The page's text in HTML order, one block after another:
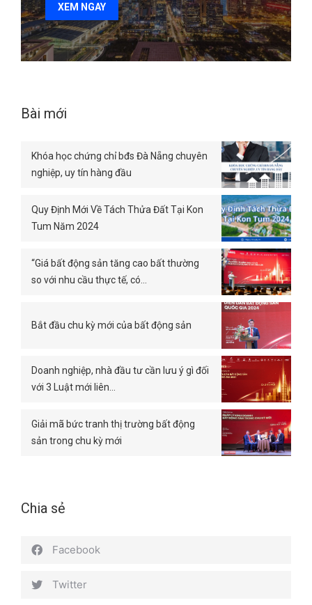
XEM NGAY
Bài mới
Khóa học chứng chỉ bđs Đà Nẵng chuyên
nghiệp, uy tín hàng đầu
Quy Định Mới Về Tách Thửa Đất Tại Kon
Tum Năm 2024
“Giá bất động sản tăng cao bất thường
so với nhu cầu thực tế, có…
Bắt đầu chu kỳ mới của bất động sản
Doanh nghiệp, nhà đầu tư cần lưu ý gì đối
với 3 Luật mới liên…
Giải mã bức tranh thị trường bất động
sản trong chu kỳ mới
Chia sẻ
Facebook
Twitter